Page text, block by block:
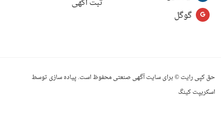
گوگل
حق کپی رایت © برای سایت آگهی صنعتی محفوظ است. پیاده سازی توسط
اسکریپت کینگ